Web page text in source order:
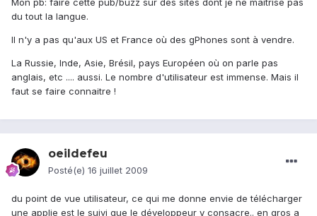
Mon pb: faire cette pub/buzz sur des sites dont je ne maitrise pas
du tout la langue.
Il n'y a pas qu'aux US et France où des gPhones sont à vendre.
La Russie, Inde, Asie, Brésil, pays Européen où on parle pas
anglais, etc .... aussi. Le nombre d'utilisateur est immense. Mais il
faut se faire connaitre !
oeildefeu
Posté(e) 16 juillet 2009
du point de vue utilisateur, ce qui me donne envie de télécharger
une applie est le suivi que le développeur y consacre.. en gros a